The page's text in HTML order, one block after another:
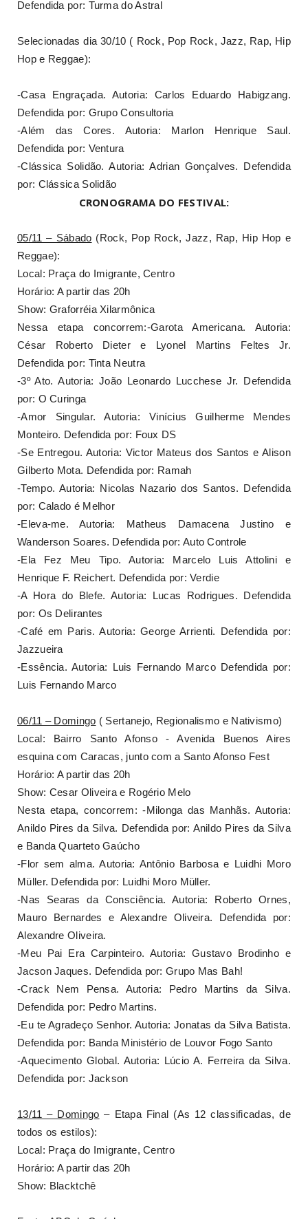
Defendida por: Turma do Astral
Selecionadas dia 30/10 ( Rock, Pop Rock, Jazz, Rap, Hip
Hop e Reggae):
-Casa Engraçada. Autoria: Carlos Eduardo Habigzang.
Defendida por: Grupo Consultoria
-Além das Cores. Autoria: Marlon Henrique Saul.
Defendida por: Ventura
-Clássica Solidão. Autoria: Adrian Gonçalves. Defendida
por: Clássica Solidão
CRONOGRAMA DO FESTIVAL:
05/11 – Sábado (Rock, Pop Rock, Jazz, Rap, Hip Hop e
Reggae):
Local: Praça do Imigrante, Centro
Horário: A partir das 20h
Show: Graforréia Xilarmônica
Nessa etapa concorrem:-Garota Americana. Autoria:
César Roberto Dieter e Lyonel Martins Feltes Jr.
Defendida por: Tinta Neutra
-3º Ato. Autoria: João Leonardo Lucchese Jr. Defendida
por: O Curinga
-Amor Singular. Autoria: Vinícius Guilherme Mendes
Monteiro. Defendida por: Foux DS
-Se Entregou. Autoria: Victor Mateus dos Santos e Alison
Gilberto Mota. Defendida por: Ramah
-Tempo. Autoria: Nicolas Nazario dos Santos. Defendida
por: Calado é Melhor
-Eleva-me. Autoria: Matheus Damacena Justino e
Wanderson Soares. Defendida por: Auto Controle
-Ela Fez Meu Tipo. Autoria: Marcelo Luis Attolini e
Henrique F. Reichert. Defendida por: Verdie
-A Hora do Blefe. Autoria: Lucas Rodrigues. Defendida
por: Os Delirantes
-Café em Paris. Autoria: George Arrienti. Defendida por:
Jazzueira
-Essência. Autoria: Luis Fernando Marco Defendida por:
Luis Fernando Marco
06/11 – Domingo ( Sertanejo, Regionalismo e Nativismo)
Local: Bairro Santo Afonso - Avenida Buenos Aires
esquina com Caracas, junto com a Santo Afonso Fest
Horário: A partir das 20h
Show: Cesar Oliveira e Rogério Melo
Nesta etapa, concorrem: -Milonga das Manhãs. Autoria:
Anildo Pires da Silva. Defendida por: Anildo Pires da Silva
e Banda Quarteto Gaúcho
-Flor sem alma. Autoria: Antônio Barbosa e Luidhi Moro
Müller. Defendida por: Luidhi Moro Müller.
-Nas Searas da Consciência. Autoria: Roberto Ornes,
Mauro Bernardes e Alexandre Oliveira. Defendida por:
Alexandre Oliveira.
-Meu Pai Era Carpinteiro. Autoria: Gustavo Brodinho e
Jacson Jaques. Defendida por: Grupo Mas Bah!
-Crack Nem Pensa. Autoria: Pedro Martins da Silva.
Defendida por: Pedro Martins.
-Eu te Agradeço Senhor. Autoria: Jonatas da Silva Batista.
Defendida por: Banda Ministério de Louvor Fogo Santo
-Aquecimento Global. Autoria: Lúcio A. Ferreira da Silva.
Defendida por: Jackson
13/11 – Domingo – Etapa Final (As 12 classificadas, de
todos os estilos):
Local: Praça do Imigrante, Centro
Horário: A partir das 20h
Show: Blacktchê